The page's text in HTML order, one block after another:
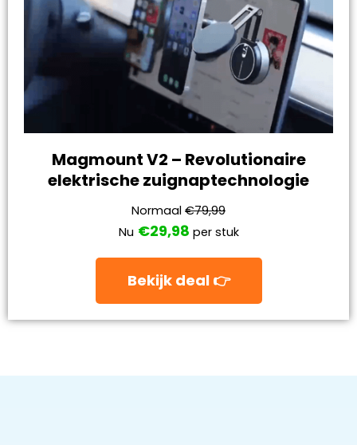
Magmount V2 – Revolutionaire
elektrische zuignaptechnologie
Normaal €79,99
Nu €29,98 per stuk
Bekijk deal 👉